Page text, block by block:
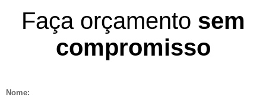
Faça orçamento sem
compromisso
Nome: